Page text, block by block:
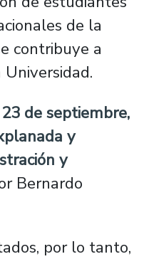
de la
contribuye a
de septiembre,
y
y
Bernardo
por lo tanto,